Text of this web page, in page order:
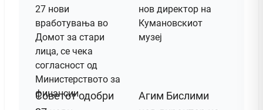
Советот одобри
Агим Бислими